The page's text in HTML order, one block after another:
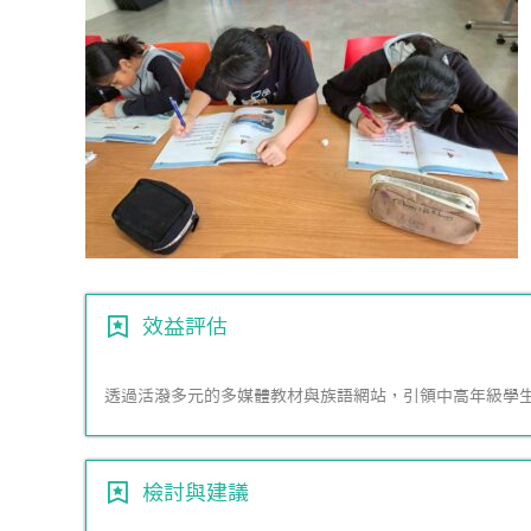
效益評估
透過活潑多元的多媒體教材與族語網站，引領中高年級學
檢討與建議